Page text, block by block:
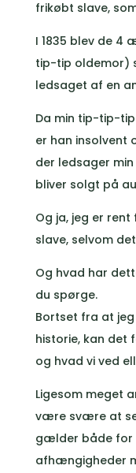
frikøbt slave,
I 1835 blev de 4
tip-tip oldemor)
ledsaget af en
Da min tip-tip-tip
er han insolvent
der ledsager
bliver solgt på
Og ja, jeg er
slave, selvom
Og hvad har
du spørge.
Bortset fra at
historie, kan det
og hvad vi ved
Ligesom meget
være svære at
gælder både for
afhængigheder